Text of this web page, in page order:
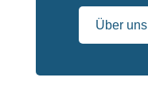
Über uns